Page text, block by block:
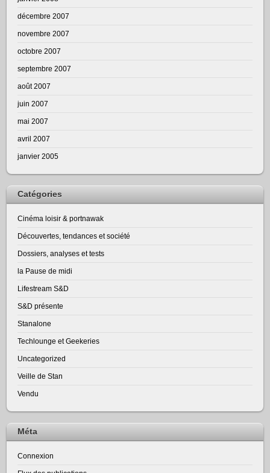
décembre 2007
novembre 2007
octobre 2007
septembre 2007
août 2007
juin 2007
mai 2007
avril 2007
janvier 2005
Catégories
Cinéma loisir & portnawak
Découvertes, tendances et société
Dossiers, analyses et tests
la Pause de midi
Lifestream S&D
S&D présente
Stanalone
Techlounge et Geekeries
Uncategorized
Veille de Stan
Vendu
Méta
Connexion